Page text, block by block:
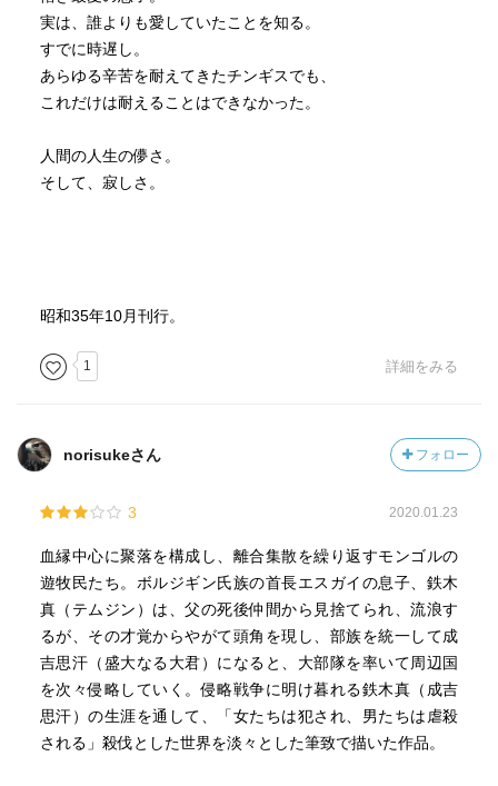
実は、誰よりも愛していたことを知る。
すでに時遅し。
あらゆる辛苦を耐えてきたチンギスでも、
これだけは耐えることはできなかった。
人間の人生の儚さ。
そして、寂しさ。
昭和35年10月刊行。
1 詳細をみる
norisukeさん フォロー
3 2020.01.23
血縁中心に聚落を構成し、離合集散を繰り返すモンゴルの
遊牧民たち。ボルジギン氏族の首長エスガイの息子、鉄木
真（テムジン）は、父の死後仲間から見捨てられ、流浪す
るが、その才覚からやがて頭角を現し、部族を統一して成
吉思汗（盛大なる大君）になると、大部隊を率いて周辺国
を次々侵略していく。侵略戦争に明け暮れる鉄木真（成吉
思汗）の生涯を通して、「女たちは犯され、男たちは虐殺
される」殺伐とした世界を淡々とした筆致で描いた作品。